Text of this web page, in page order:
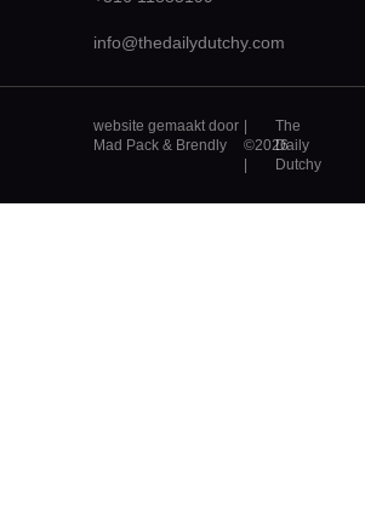
info@thedailydutchy.com
website gemaakt door
Mad Pack & Brendly
©2026
The
Daily
Dutchy